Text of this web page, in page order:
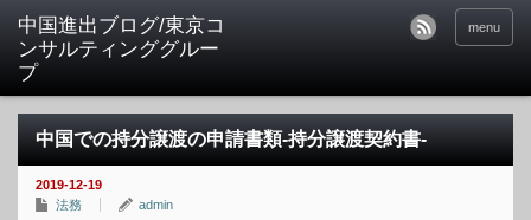
中国進出ブログ/東京コ
ンサルティンググルー
プ
menu
中国での持分譲渡の申請書類-持分譲渡契約書-
2019-12-19
法務
admin